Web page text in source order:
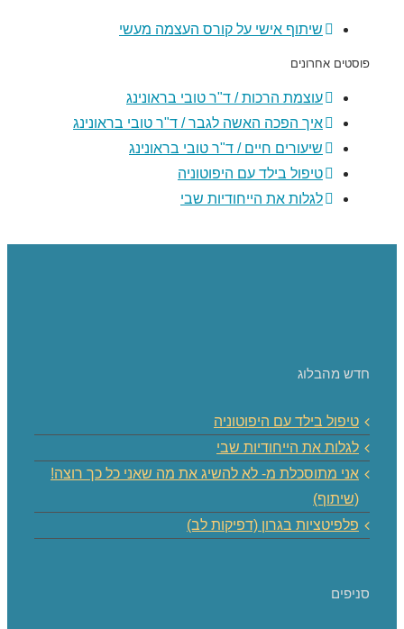
שיתוף אישי על קורס העצמה מעשי
פוסטים אחרונים
עוצמת הרכות / ד"ר טובי בראונינג
איך הפכה האשה לגבר / ד"ר טובי בראונינג
שיעורים חיים / ד"ר טובי בראונינג
טיפול בילד עם היפוטוניה
לגלות את הייחודיות שבי
חדש מהבלוג
טיפול בילד עם היפוטוניה
לגלות את הייחודיות שבי
אני מתוסכלת מ- לא להשיג את מה שאני כל כך רוצה!
(שיתוף)
פלפיטציות בגרון (דפיקות לב)
סניפים